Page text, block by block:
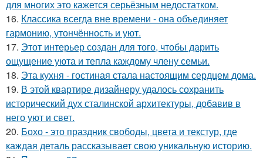
для многих это кажется серьёзным недостатком.
16. Классика всегда вне времени - она объединяет
гармонию, утончённость и уют.
17. Этот интерьер создан для того, чтобы дарить
ощущение уюта и тепла каждому члену семьи.
18. Эта кухня - гостиная стала настоящим сердцем дома.
19. В этой квартире дизайнеру удалось сохранить
исторический дух сталинской архитектуры, добавив в
него уют и свет.
20. Бохо - это праздник свободы, цвета и текстур, где
каждая деталь рассказывает свою уникальную историю.